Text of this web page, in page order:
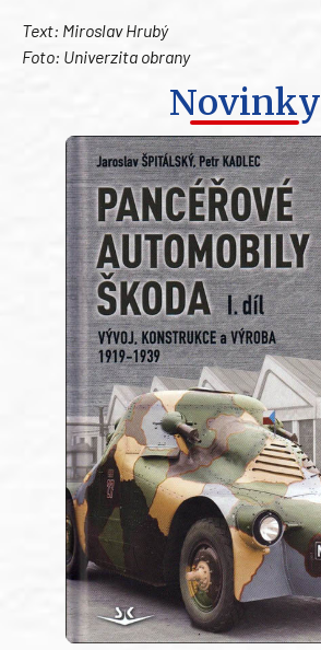
Text: Miroslav Hrubý
Foto: Univerzita obrany
Novinky